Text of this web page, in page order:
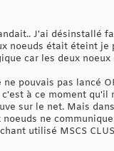
J'ai désinstallé
noeuds était éteint
car les deux
pouvais pas lancé
à ce moment qu'il
sur le net. Mais
ne
utilisé MSCS